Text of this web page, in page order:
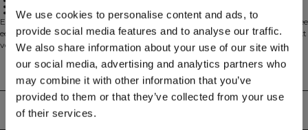
We use cookies to personalise content and ads, to
provide social media features and to analyse our traffic.
We also share information about your use of our site with
our social media, advertising and analytics partners who
may combine it with other information that you’ve
provided to them or that they’ve collected from your use
of their services.
74,2% katoen, 25,8% polyester
Essential betekent "absoluut noodzakelijk" – en daar zijn we het helemaal mee
eens! Deze must-have collectie is gemaakt van eersteklas stoffen en is geschikt
voor elke gelegenheid. De Essential-lijn bestaat uit hoodies, sweaters en
broeken die onmisbaar zijn in je kledingkast. Deze joggingbroek heeft een
geborduurd ICIW-logo, verstelbare tailleband en een ruime pasvorm. 74,2%
katoen, 25,8% polyester.
Technische aspecten
Bezorging en retouren